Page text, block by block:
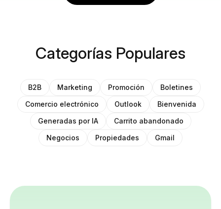
Categorías Populares
B2B Marketing Promoción
Boletines
Comercio electrónico
Outlook
Bienvenida
Generadas por IA
Carrito abandonado
Negocios
Propiedades Gmail